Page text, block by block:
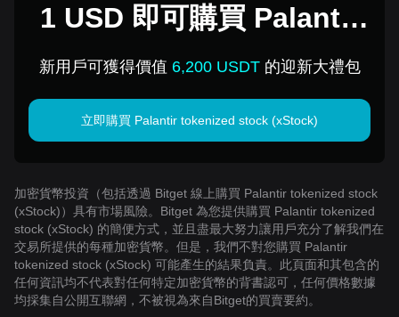
1 USD 即可購買 Palantir
tokenized stock (xStock)
新用戶可獲得價值 6,200 USDT的迎新大禮包
立即購買 Palantir tokenized stock (xStock)
加密貨幣投資（包括透過 Bitget 線上購買 Palantir tokenized stock
(xStock)）具有市場風險。Bitget 為您提供購買 Palantir tokenized
stock (xStock) 的簡便方式，並且盡最大努力讓用戶充分了解我們在
交易所提供的每種加密貨幣。但是，我們不對您購買 Palantir
tokenized stock (xStock) 可能產生的結果負責。此頁面和其包含的
任何資訊均不代表對任何特定加密貨幣的背書認可，任何價格數據
均採集自公開互聯網，不被視為來自Bitget的買賣要約。